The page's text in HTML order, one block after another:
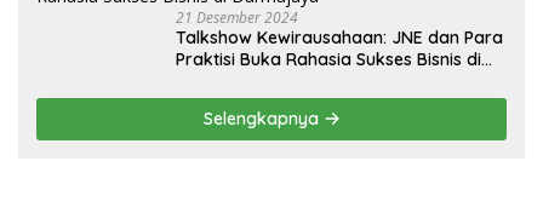
21 Desember 2024
Talkshow Kewirausahaan: JNE dan Para
Praktisi Buka Rahasia Sukses Bisnis di
Selengkapnya